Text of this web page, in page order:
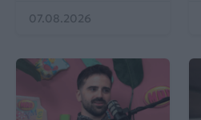
07.08.2026